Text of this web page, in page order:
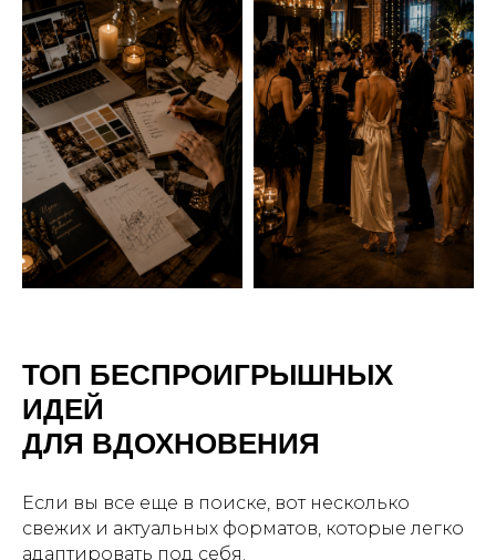
ТОП БЕСПРОИГРЫШНЫХ
ИДЕЙ
ДЛЯ ВДОХНОВЕНИЯ
Если вы все еще в поиске, вот несколько
свежих и актуальных форматов, которые легко
адаптировать под себя.